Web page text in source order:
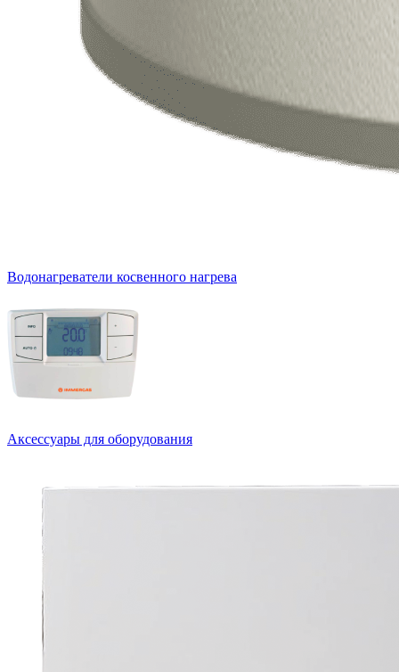
Водонагреватели косвенного нагрева
Аксессуары для оборудования